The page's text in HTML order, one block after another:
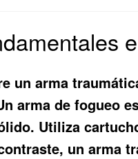
un arma
arma de fogueo
Utiliza
un arma